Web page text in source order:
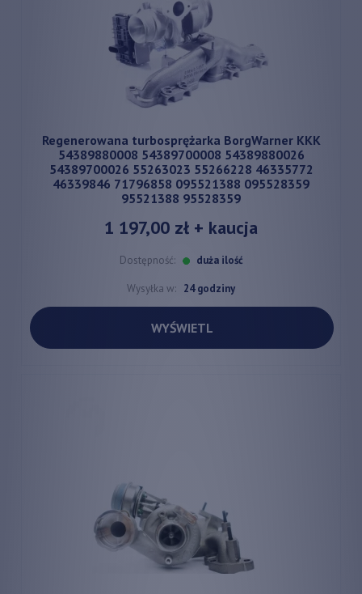
Regenerowana turbosprężarka BorgWarner KKK
54389880008 54389700008 54389880026
54389700026 55263023 55266228 46335772
46339846 71796858 095521388 095528359
95521388 95528359
1 197,00 zł + kaucja
Dostępność: duża ilość
Wysyłka w: 24 godziny
WYŚWIETL